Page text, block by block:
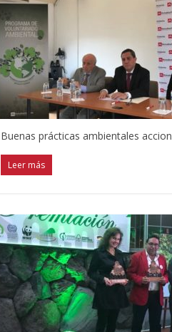
Buenas prácticas ambientales
Leer más